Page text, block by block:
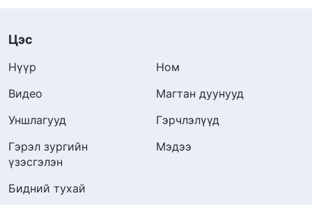
Цэс
Нүүр
Ном
Видео
Магтан дуунууд
Уншлагууд
Гэрчлэлүүд
Гэрэл зургийн
үзэсгэлэн
Мэдээ
Бидний тухай